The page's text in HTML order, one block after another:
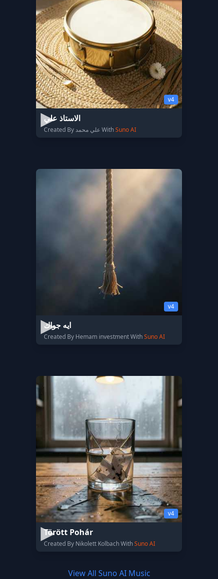
v4
الاستاذ علي
Created By علي محمد WithSuno AI
v4
ايه جواك
Created By Hemam investment WithSuno AI
v4
Törött Pohár
Created By Nikolett Kolbach WithSuno AI
View All Suno AI Music